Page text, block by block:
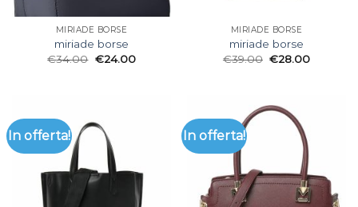
MIRIADE BORSE
miriade borse
€34.00 €24.00
MIRIADE BORSE
miriade borse
€39.00 €28.00
In offerta! In offerta!